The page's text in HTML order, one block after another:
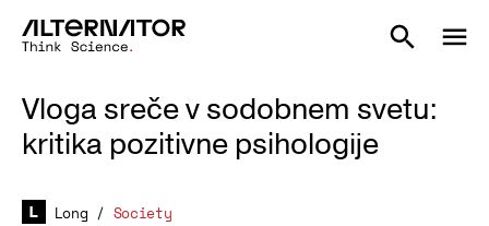
Vloga sreče v sodobnem svetu:
kritika pozitivne psihologije
Long / Society